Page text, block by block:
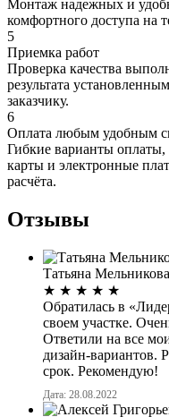
Монтаж надежных и
комфортного доступа на
5
Приемка работ
Проверка качества
результата
заказчику.
6
Оплата любым удобным
Гибкие варианты
карты и электронные
расчёта.
Отзывы
Татьяна Мельникова
★ ★ ★ ★ ★
Обратилась в
своем участке.
Ответили на все
дизайн-вариантов.
срок. Рекомендую!
Дата: 28.08.2022